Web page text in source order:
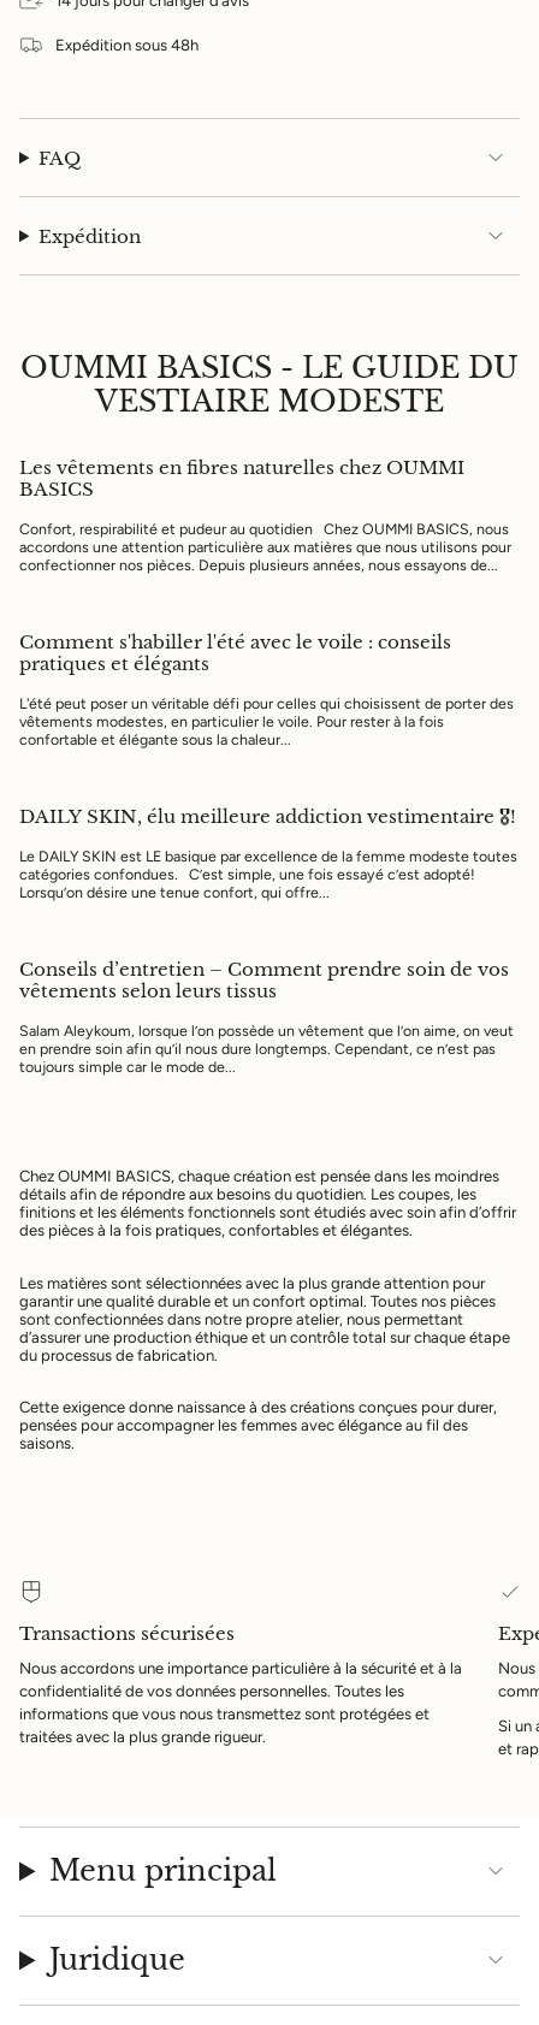
Expédition sous 48h
FAQ
Expédition
OUMMI BASICS - LE GUIDE DU
VESTIAIRE MODESTE
Les vêtements en fibres naturelles chez OUMMI
BASICS
Confort, respirabilité et pudeur au quotidien Chez OUMMI BASICS, nous
accordons une attention particulière aux matières que nous utilisons pour
confectionner nos pièces. Depuis plusieurs années, nous essayons de...
Comment s'habiller l'été avec le voile : conseils
pratiques et élégants
L'été peut poser un véritable défi pour celles qui choisissent de porter des
vêtements modestes, en particulier le voile. Pour rester à la fois
confortable et élégante sous la chaleur...
DAILY SKIN, élu meilleure addiction vestimentaire 🎖️!
Le DAILY SKIN est LE basique par excellence de la femme modeste toutes
catégories confondues. C’est simple, une fois essayé c’est adopté!
Lorsqu’on désire une tenue confort, qui offre...
Conseils d’entretien – Comment prendre soin de vos
vêtements selon leurs tissus
Salam Aleykoum, lorsque l’on possède un vêtement que l’on aime, on veut
en prendre soin afin qu’il nous dure longtemps. Cependant, ce n’est pas
toujours simple car le mode de...
Chez OUMMI BASICS, chaque création est pensée dans les moindres
détails afin de répondre aux besoins du quotidien. Les coupes, les
finitions et les éléments fonctionnels sont étudiés avec soin afin d’offrir
des pièces à la fois pratiques, confortables et élégantes.
Les matières sont sélectionnées avec la plus grande attention pour
garantir une qualité durable et un confort optimal. Toutes nos pièces
sont confectionnées dans notre propre atelier, nous permettant
d’assurer une production éthique et un contrôle total sur chaque étape
du processus de fabrication.
Cette exigence donne naissance à des créations conçues pour durer,
pensées pour accompagner les femmes avec élégance au fil des
saisons.
Transactions sécurisées
Nous accordons une importance particulière à la sécurité et à la
confidentialité de vos données personnelles. Toutes les
informations que vous nous transmettez sont protégées et
traitées avec la plus grande rigueur.
Si un
et
Menu principal
Juridique